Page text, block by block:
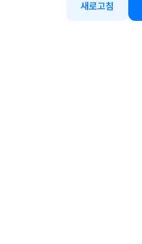
새로고침